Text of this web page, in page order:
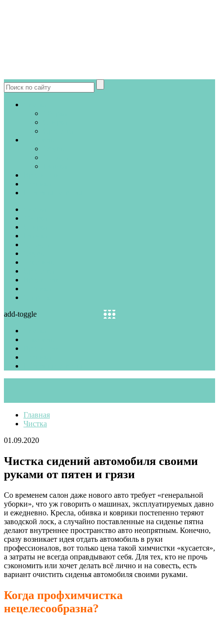
add-toggle
Главная
Чистка
01.09.2020
Чистка сидений автомобиля своими
руками от пятен и грязи
Со временем салон даже нового авто требует «генеральной
уборки», что уж говорить о машинах, эксплуатируемых давно
и ежедневно. Кресла, обивка и коврики постепенно теряют
заводской лоск, а случайно поставленные на сиденье пятна
делают внутреннее пространство авто неопрятным. Конечно,
сразу возникает идея отдать автомобиль в руки
профессионалов, вот только цена такой химчистки «кусается»,
а затраты не всегда оправдывают себя. Для тех, кто не прочь
сэкономить или хочет делать всё лично и на совесть, есть
вариант очистить сиденья автомобиля своими руками.
Когда профхимчистка
нецелесообразна?